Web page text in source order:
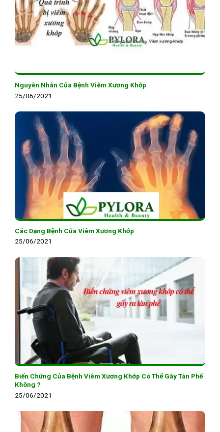
Nguyên Nhân Của Bệnh Viêm Xương Khớp
25/06/2021
Các Dạng Bệnh Của Viêm Xương Khớp
25/06/2021
Biến Chứng Của Bệnh Viêm Xương Khớp Có Thể Gây Tàn Phế
Không ?
25/06/2021